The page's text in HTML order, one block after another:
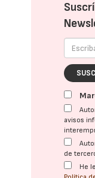
avisos
de
He